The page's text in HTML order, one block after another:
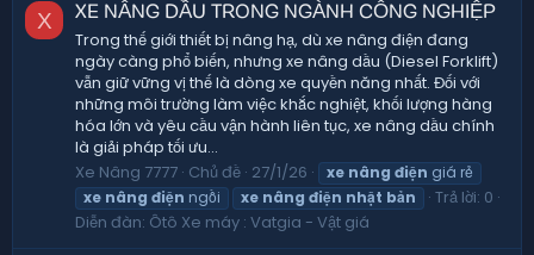
X XE NÂNG DẦU TRONG NGÀNH CÔNG NGHIỆP
Trong thế giới thiết bị nâng hạ, dù xe nâng điện đang
ngày càng phổ biến, nhưng xe nâng dầu (Diesel Forklift)
vẫn giữ vững vị thế là dòng xe quyền năng nhất. Đối với
những môi trường làm việc khắc nghiệt, khối lượng hàng
hóa lớn và yêu cầu vận hành liên tục, xe nâng dầu chính
là giải pháp tối ưu...
Xe Nâng 7777 Chủ đề 27/1/26 xe nâng điện giá rẻ
xe nâng điện ngồi xe nâng điện nhật bản
Trả lời: 0
Diễn đàn: Ôtô Xe máy : Vatgia - Vật giá